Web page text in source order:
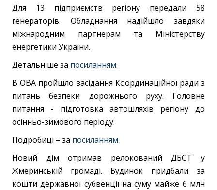
Для 13 підприємств регіону передали 58
генераторів. Обладнання надійшло завдяки
міжнародним партнерам та Міністерству
енергетики України.
Детальніше за посиланням.
В ОВА пройшло засідання Координаційної ради з
питань безпеки дорожнього руху. Головне
питання - підготовка автошляхів регіону до
осінньо-зимового періоду.
Подробиці – за посиланням.
Новий дім отримав релокований ДБСТ у
Жмеринській громаді. Будинок придбали за
кошти державної субвенції на суму майже 6 млн